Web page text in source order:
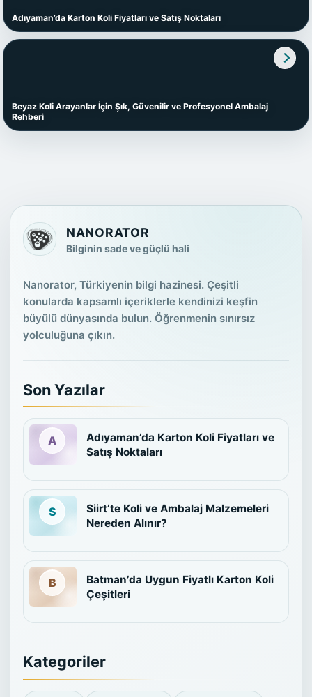
Adıyaman’da Karton Koli Fiyatları ve Satış Noktaları
Beyaz Koli Arayanlar İçin Şık, Güvenilir ve Profesyonel Ambalaj
Rehberi
NANORATOR
Bilginin sade ve güçlü hali
Nanorator, Türkiyenin bilgi hazinesi. Çeşitli
konularda kapsamlı içeriklerle kendinizi keşfin
büyülü dünyasında bulun. Öğrenmenin sınırsız
yolculuğuna çıkın.
Son Yazılar
Adıyaman’da Karton Koli Fiyatları ve
Satış Noktaları
Siirt’te Koli ve Ambalaj Malzemeleri
Nereden Alınır?
Batman’da Uygun Fiyatlı Karton Koli
Çeşitleri
Kategoriler